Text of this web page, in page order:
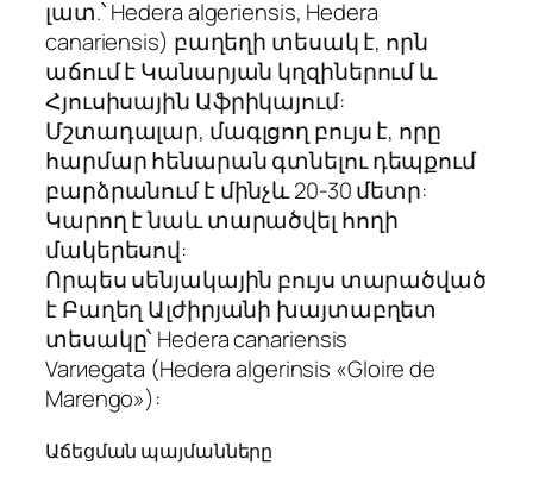
լատ.՝ Hedera algeriensis, Hedera
canariensis) բաղեղի տեսակ է, որն
աճում է Կանարյան կղզիներում և
Հյուսիսային Աֆրիկայում:
Մշտադալար, մագլցող բույս է, որը
հարմար հենարան գտնելու դեպքում
բարձրանում է մինչև 20-30 մետր:
Կարող է նաև տարածվել հողի
մակերեսով:
Որպես սենյակային բույս տարածված
է Բաղեղ Ալժիրյանի խայտաբղետ
տեսակը՝ Нedera canariensis
Varиegata (Hedera algerinsis «Gloire de
Marengo»):
Աճեցման պայմանները